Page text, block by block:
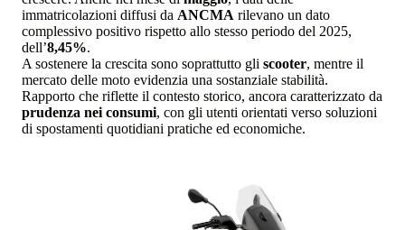
immatricolazioni diffusi da ANCMA rilevano un dato
complessivo positivo rispetto allo stesso periodo del 2025,
dell’8,45%.
A sostenere la crescita sono soprattutto gli scooter, mentre il
mercato delle moto evidenzia una sostanziale stabilità.
Rapporto che riflette il contesto storico, ancora caratterizzato da
prudenza nei consumi, con gli utenti orientati verso soluzioni
di spostamenti quotidiani pratiche ed economiche.